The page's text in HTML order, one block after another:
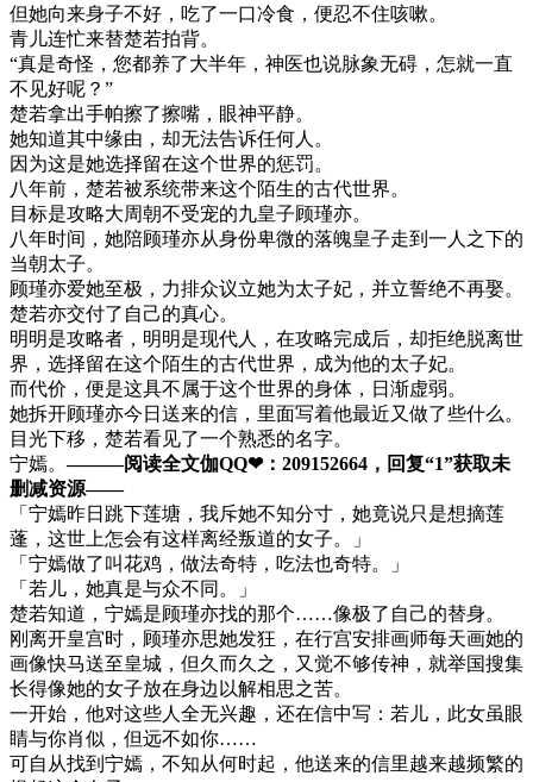
但她向来身子不好，吃了一口冷食，便忍不住咳嗽。
青儿连忙来替楚若拍背。
“真是奇怪，您都养了大半年，神医也说脉象无碍，怎就一直
不见好呢？”
楚若拿出手帕擦了擦嘴，眼神平静。
她知道其中缘由，却无法告诉任何人。
因为这是她选择留在这个世界的惩罚。
八年前，楚若被系统带来这个陌生的古代世界。
目标是攻略大周朝不受宠的九皇子顾瑾亦。
八年时间，她陪顾瑾亦从身份卑微的落魄皇子走到一人之下的
当朝太子。
顾瑾亦爱她至极，力排众议立她为太子妃，并立誓绝不再娶。
楚若亦交付了自己的真心。
明明是攻略者，明明是现代人，在攻略完成后，却拒绝脱离世
界，选择留在这个陌生的古代世界，成为他的太子妃。
而代价，便是这具不属于这个世界的身体，日渐虚弱。
她拆开顾瑾亦今日送来的信，里面写着他最近又做了些什么。
目光下移，楚若看见了一个熟悉的名字。
宁嫣。———阅读全文伽QQ❤：209152664，回复“1”获取未
删减资源—​​​​—
「宁嫣昨日跳下莲塘，我斥她不知分寸，她竟说只是想摘莲
蓬，这世上怎会有这样离经叛道的女子。」
「宁嫣做了叫花鸡，做法奇特，吃法也奇特。」
「若儿，她真是与众不同。」
楚若知道，宁嫣是顾瑾亦找的那个……像极了自己的替身。
刚离开皇宫时，顾瑾亦思她发狂，在行宫安排画师每天画她的
画像快马送至皇城，但久而久之，又觉不够传神，就举国搜集
长得像她的女子放在身边以解相思之苦。
一开始，他对这些人全无兴趣，还在信中写：若儿，此女虽眼
睛与你肖似，但远不如你……
可自从找到宁嫣，不知从何时起，他送来的信里越来越频繁的